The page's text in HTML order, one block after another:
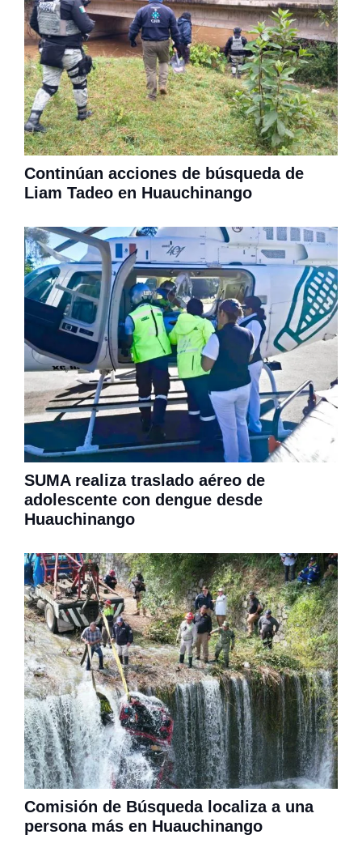
Continúan acciones de búsqueda de
Liam Tadeo en Huauchinango
SUMA realiza traslado aéreo de
adolescente con dengue desde
Huauchinango
Comisión de Búsqueda localiza a una
persona más en Huauchinango